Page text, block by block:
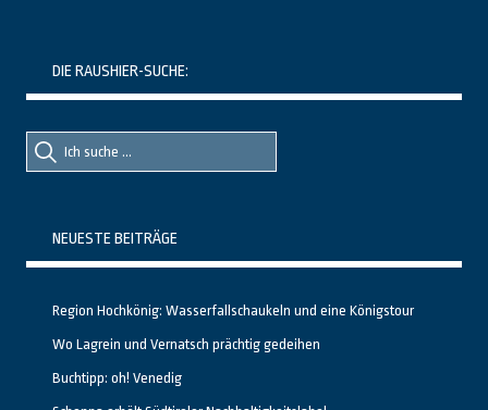
DIE RAUSHIER-SUCHE:
Suche
nach::
Suche
nach:
NEUESTE BEITRÄGE
Region Hochkönig: Wasserfallschaukeln und eine Königstour
Wo Lagrein und Vernatsch prächtig gedeihen
Buchtipp: oh! Venedig